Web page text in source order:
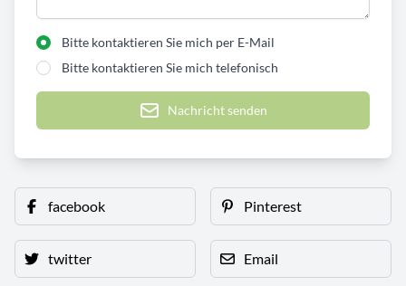
Bitte kontaktieren Sie mich per E-Mail
Bitte kontaktieren Sie mich telefonisch
Nachricht senden
facebook Pinterest
twitter Email